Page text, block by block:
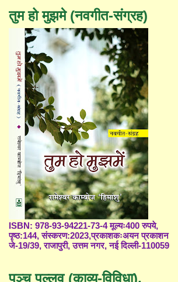
तुम हो मुझमे (नवगीत-संग्रह)
ISBN: 978-93-94221-73-4 मूल्यः400 रुपये,
पृष्ठ:144, संस्करण:2023,प्रकाशकःअयन प्रकाशन
जे-19/39, राजापुरी, उत्तम नगर, नई दिल्ली-110059
पञ्च पल्लव (काव्य-विविधा),